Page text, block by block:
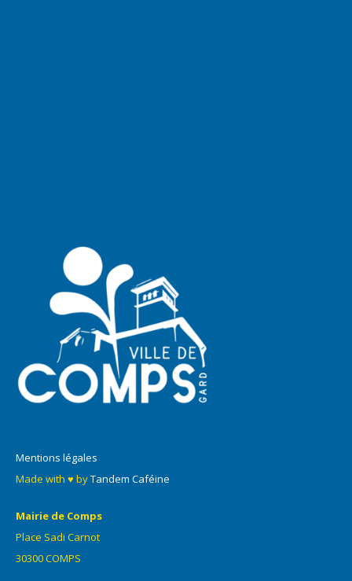
Mentions légales
Made with ♥ byTandem Caféine
Mairie de Comps
Place Sadi Carnot
30300 COMPS